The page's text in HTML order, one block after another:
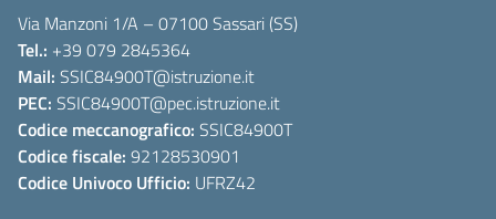
Via Manzoni 1/A – 07100 Sassari (SS)
Tel.: +39 079 2845364
Mail: SSIC84900T@istruzione.it
PEC: SSIC84900T@pec.istruzione.it
Codice meccanografico: SSIC84900T
Codice fiscale: 92128530901
Codice Univoco Ufficio: UFRZ42